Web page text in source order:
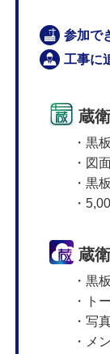
参加で
工事に
蔵
・黒
・図
・黒
・
蔵
・黒
・ト
・写
・メ